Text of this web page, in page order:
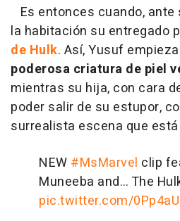
Es entonces cuando,
la habitación su entregado
de Hulk. Así, Yusuf
poderosa criatura de piel
mientras su hija, con cara
poder salir de su estupor,
surrealista escena que
NEW #MsMarvel clip
Muneeba and… The
pic.twitter.com/